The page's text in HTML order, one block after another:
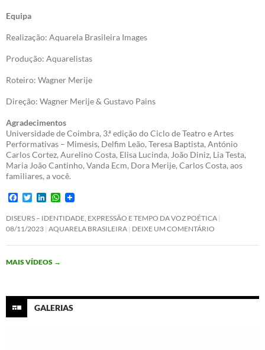
Equipa
Realização: Aquarela Brasileira Images
Produção: Aquarelistas
Roteiro: Wagner Merije
Direção: Wagner Merije & Gustavo Pains
Agradecimentos
Universidade de Coimbra, 3.ª edição do Ciclo de Teatro e Artes
Performativas – Mimesis, Delfim Leão, Teresa Baptista, António
Carlos Cortez, Aurelino Costa, Elisa Lucinda, João Diniz, Lia Testa,
Maria João Cantinho, Vanda Ecm, Dora Merije, Carlos Costa, aos
familiares, a você.
F
c
e
o
k
T
i
t
e
n
k
d
n
W
a
t
A
DISEURS – IDENTIDADE, EXPRESSÃO E TEMPO DA VOZ POÉTICA
08/11/2023 AQUARELA BRASILEIRA DEIXE UM COMENTÁRIO
MAIS VÍDEOS →
GALERIAS